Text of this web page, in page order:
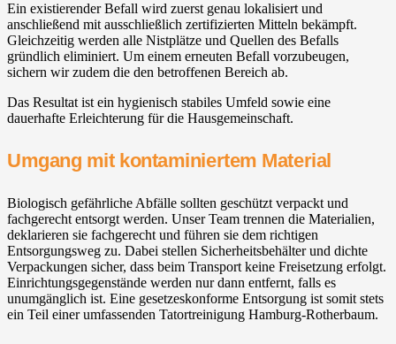
Ein existierender Befall wird zuerst genau lokalisiert und
anschließend mit ausschließlich zertifizierten Mitteln bekämpft.
Gleichzeitig werden alle Nistplätze und Quellen des Befalls
gründlich eliminiert. Um einem erneuten Befall vorzubeugen,
sichern wir zudem die den betroffenen Bereich ab.
Das Resultat ist ein hygienisch stabiles Umfeld sowie eine
dauerhafte Erleichterung für die Hausgemeinschaft.
Umgang mit kontaminiertem Material
Biologisch gefährliche Abfälle sollten geschützt verpackt und
fachgerecht entsorgt werden. Unser Team trennen die Materialien,
deklarieren sie fachgerecht und führen sie dem richtigen
Entsorgungsweg zu. Dabei stellen Sicherheitsbehälter und dichte
Verpackungen sicher, dass beim Transport keine Freisetzung erfolgt.
Einrichtungsgegenstände werden nur dann entfernt, falls es
unumgänglich ist. Eine gesetzeskonforme Entsorgung ist somit stets
ein Teil einer umfassenden Tatortreinigung Hamburg-Rotherbaum.